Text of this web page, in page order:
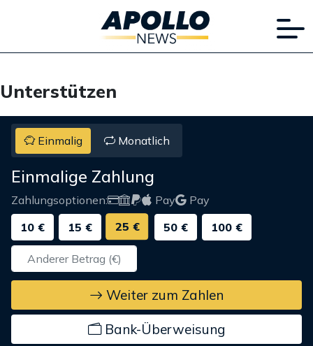
Unterstützen
Einmalig Monatlich
Einmalige Zahlung
Zahlungsoptionen: Pay
Pay
10 €
15 € 25 € 50 € 100 €
Weiter zum Zahlen
Bank-Überweisung